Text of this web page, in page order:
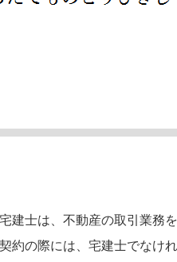
建士は、不動産の取引業務
約の際には、宅建士でなけ